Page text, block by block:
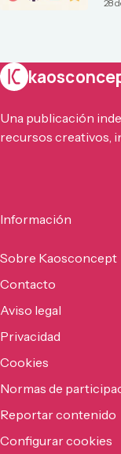
28
Una publicación
recursos creativos,
Información
Sobre Kaosconcept
Contacto
Aviso legal
Privacidad
Cookies
Normas de
Reportar contenido
Configurar cookies